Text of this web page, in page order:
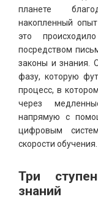
планете
накопленный
это
посредством
законы и знания.
фазу, которую
процесс, в
через
напрямую с
цифровым
скорости обучения.
Три
знаний